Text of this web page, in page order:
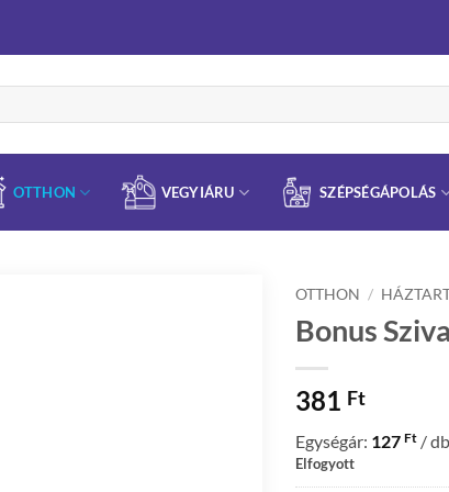
OTTHON VEGYIÁRU SZÉPSÉGÁPOLÁS
OTTHON /
Bonus
381 Ft
Egységár: 127 Ft / db
Elfogyott